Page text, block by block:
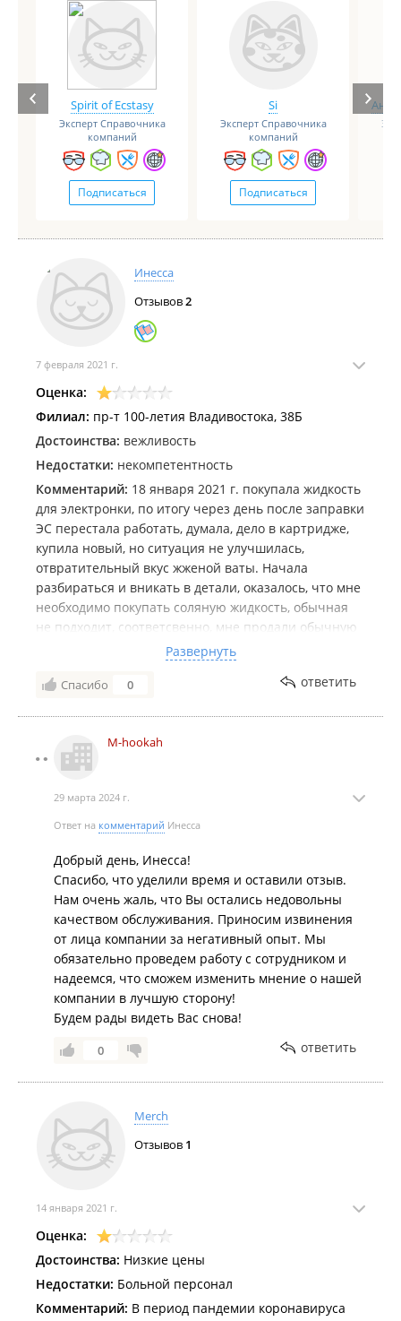
Spirit of Ecstasy
Эксперт Справочника
компаний
Подписаться
Si
Эксперт Справочника
компаний
Подписаться
Инесса
Отзывов2
7 февраля 2021 г.
Оценка:
Филиал: пр-т 100-летия Владивостока, 38Б
Достоинства: вежливость
Недостатки: некомпетентность
Комментарий: 18 января 2021 г. покупала жидкость
для электронки, по итогу через день после заправки
ЭС перестала работать, думала, дело в картридже,
купила новый, но ситуация не улучшилась,
отвратительный вкус жженой ваты. Начала
разбираться и вникать в детали, оказалось, что мне
необходимо покупать соляную жидкость, обычная
не подходит, соответсвенно, мне продали обычную
опять таки (стоимостью 500 руб), электронку я
продавцу показывала на месте, и спросила, точно
ли эта жидкость подойдет. В общем, обучайте свой
Развернуть
Спасибо 0 ответить
M-hookah
29 марта 2024 г.
Ответ на комментарий Инесса
Добрый день, Инесса!
Спасибо, что уделили время и оставили отзыв.
Нам очень жаль, что Вы остались недовольны
качеством обслуживания. Приносим извинения
от лица компании за негативный опыт. Мы
обязательно проведем работу с сотрудником и
надеемся, что сможем изменить мнение о нашей
компании в лучшую сторону!
Будем рады видеть Вас снова!
0 ответить
Merch
Отзывов 1
14 января 2021 г.
Оценка:
Достоинства: Низкие цены
Недостатки: Больной персонал
Комментарий: В период пандемии коронавируса